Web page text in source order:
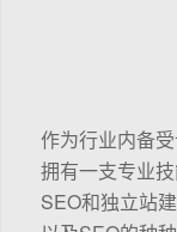
作为行业内备
拥有一支专业
SEO和独立站